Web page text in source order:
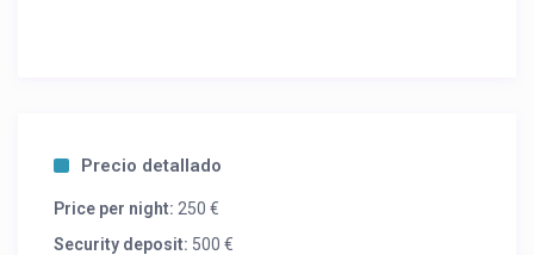
Precio detallado
Price per night: 250 €
Security deposit: 500 €